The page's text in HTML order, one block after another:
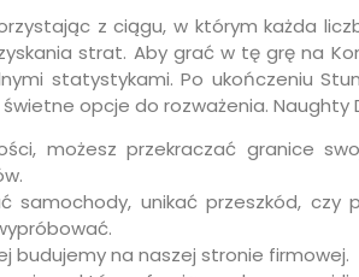
z ciągu, w którym każda
strat. Aby grać w tę grę na
statystykami. Po ukończeniu
opcje do rozważenia.
możesz przekraczać granice
samochody, unikać przeszkód,
budujemy na naszej stronie firmowej.